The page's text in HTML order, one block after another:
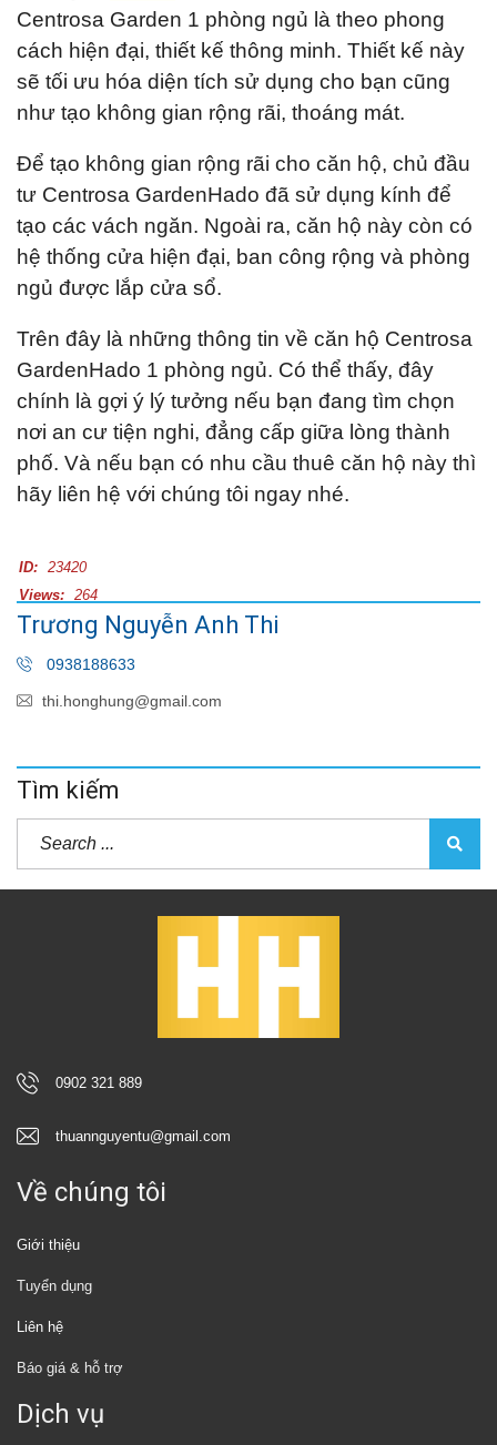
Centrosa Garden 1 phòng ngủ là theo phong
cách hiện đại, thiết kế thông minh. Thiết kế này
sẽ tối ưu hóa diện tích sử dụng cho bạn cũng
như tạo không gian rộng rãi, thoáng mát.
Để tạo không gian rộng rãi cho căn hộ, chủ đầu
tư Centrosa GardenHado đã sử dụng kính để
tạo các vách ngăn. Ngoài ra, căn hộ này còn có
hệ thống cửa hiện đại, ban công rộng và phòng
ngủ được lắp cửa sổ.
Trên đây là những thông tin về căn hộ Centrosa
GardenHado 1 phòng ngủ. Có thể thấy, đây
chính là gợi ý lý tưởng nếu bạn đang tìm chọn
nơi an cư tiện nghi, đẳng cấp giữa lòng thành
phố. Và nếu bạn có nhu cầu thuê căn hộ này thì
hãy liên hệ với chúng tôi ngay nhé.
ID: 23420
Views: 264
Trương Nguyễn Anh Thi
0938188633
thi.honghung@gmail.com
Tìm kiếm
0902 321 889
thuannguyentu@gmail.com
Về chúng tôi
Giới thiệu
Tuyển dụng
Liên hệ
Báo giá & hỗ trợ
Dịch vụ